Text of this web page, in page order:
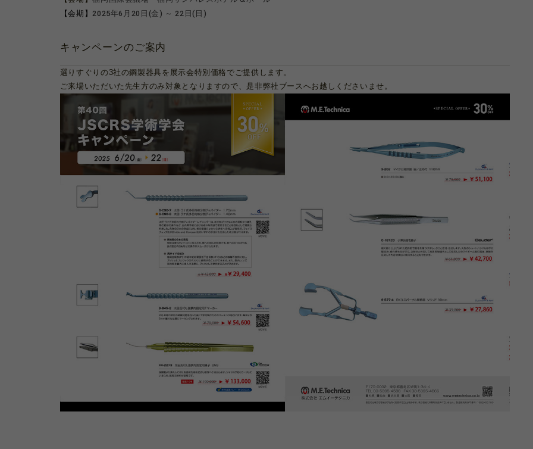
【会期】2025年6月20日(金) ～ 22日(日)
キャンペーンのご案内
選りすぐりの3社の鋼製器具を展示会特別価格でご提供します。
ご来場いただいた先生方のみ対象となりますので、是非弊社ブースへお越しくださいませ。